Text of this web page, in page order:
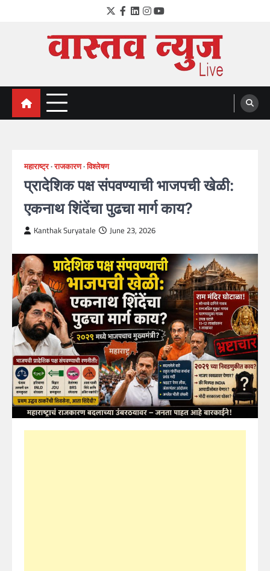
Twitter
Facebook
LinkedIn
Instagram
YouTube
VastavNEWSLive.com
a leading NEWS portal of Maharahstra
महाराष्ट्र राजकारण विश्लेषण
प्रादेशिक पक्ष संपवण्याची भाजपची खेळी:
एकनाथ शिंदेंचा पुढचा मार्ग काय?
Kanthak Suryatale June 23, 2026